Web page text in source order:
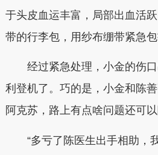
于头皮血运丰富，局部出血活
带的行李包，用纱布绷带紧急包
经过紧急处理，小金的伤口
利登机了。巧的是，小金和陈
阿克苏，路上有点啥问题还可以
“多亏了陈医生出手相助，